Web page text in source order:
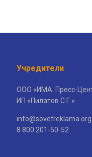
Учредители
ООО «ИМА. Пресс-
ИП «Пилатов С.Г.»
info@sovetreklama.org
8 800 201-50-52